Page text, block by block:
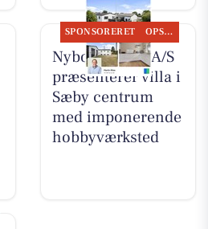
SPONSORERET OPSLAGSTAVLEN
Nybolig Sæby A/S
præsenterer villa i
Sæby centrum
med imponerende
hobbyværksted